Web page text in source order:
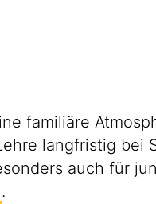
familiäre
langfristig bei
auch für
.